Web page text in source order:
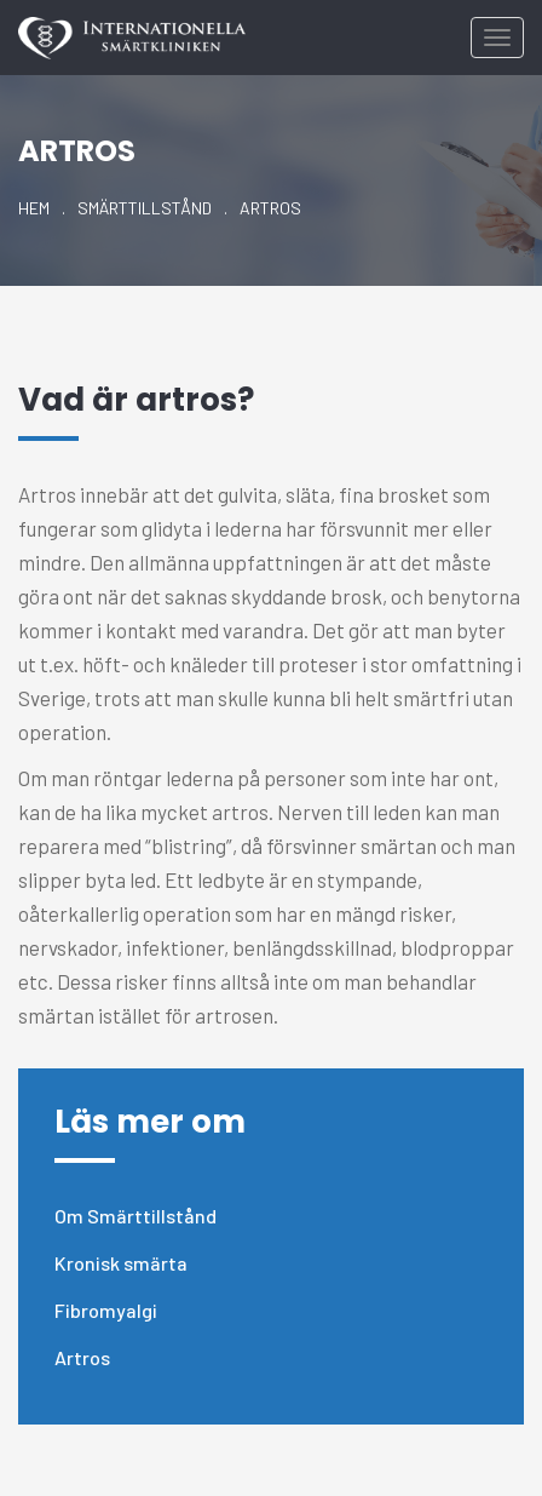
ARTROS
HEM . SMÄRTTILLSTÅND . ARTROS
Vad är artros?
Artros innebär att det gulvita, släta, fina brosket som
fungerar som glidyta i lederna har försvunnit mer eller
mindre. Den allmänna uppfattningen är att det måste
göra ont när det saknas skyddande brosk, och benytorna
kommer i kontakt med varandra. Det gör att man byter
ut t.ex. höft- och knäleder till proteser i stor omfattning i
Sverige, trots att man skulle kunna bli helt smärtfri utan
operation.
Om man röntgar lederna på personer som inte har ont,
kan de ha lika mycket artros. Nerven till leden kan man
reparera med “blistring”, då försvinner smärtan och man
slipper byta led. Ett ledbyte är en stympande,
oåterkallerlig operation som har en mängd risker,
nervskador, infektioner, benlängdsskillnad, blodproppar
etc. Dessa risker finns alltså inte om man behandlar
smärtan istället för artrosen.
Läs mer om
Om Smärttillstånd
Kronisk smärta
Fibromyalgi
Artros